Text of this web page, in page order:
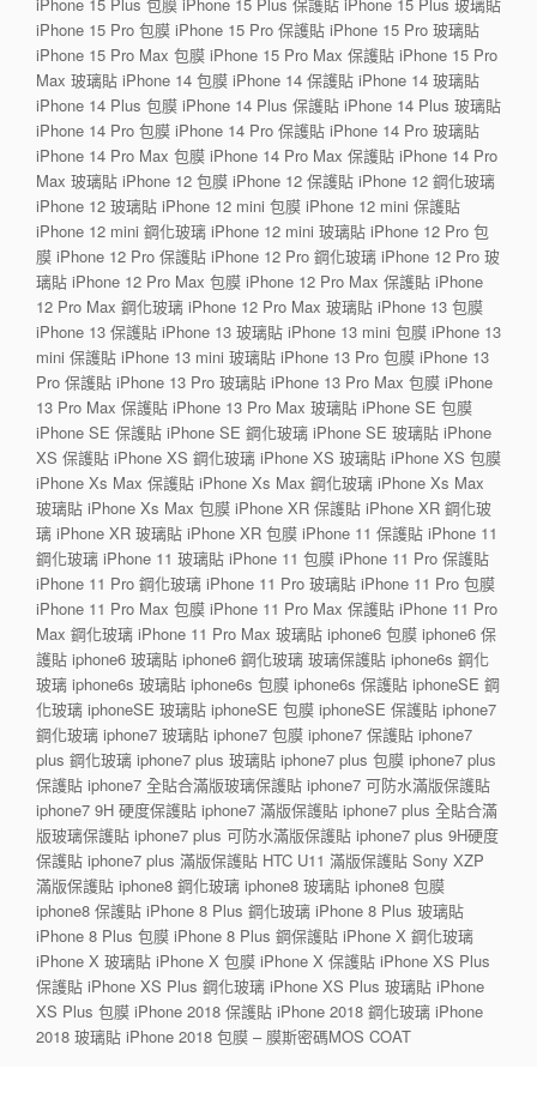
iPhone 15 Plus 包膜 iPhone 15 Plus 保護貼 iPhone 15 Plus 玻璃貼
iPhone 15 Pro 包膜 iPhone 15 Pro 保護貼 iPhone 15 Pro 玻璃貼
iPhone 15 Pro Max 包膜 iPhone 15 Pro Max 保護貼 iPhone 15 Pro
Max 玻璃貼 iPhone 14 包膜 iPhone 14 保護貼 iPhone 14 玻璃貼
iPhone 14 Plus 包膜 iPhone 14 Plus 保護貼 iPhone 14 Plus 玻璃貼
iPhone 14 Pro 包膜 iPhone 14 Pro 保護貼 iPhone 14 Pro 玻璃貼
iPhone 14 Pro Max 包膜 iPhone 14 Pro Max 保護貼 iPhone 14 Pro
Max 玻璃貼 iPhone 12 包膜 iPhone 12 保護貼 iPhone 12 鋼化玻璃
iPhone 12 玻璃貼 iPhone 12 mini 包膜 iPhone 12 mini 保護貼
iPhone 12 mini 鋼化玻璃 iPhone 12 mini 玻璃貼 iPhone 12 Pro 包
膜 iPhone 12 Pro 保護貼 iPhone 12 Pro 鋼化玻璃 iPhone 12 Pro 玻
璃貼 iPhone 12 Pro Max 包膜 iPhone 12 Pro Max 保護貼 iPhone
12 Pro Max 鋼化玻璃 iPhone 12 Pro Max 玻璃貼 iPhone 13 包膜
iPhone 13 保護貼 iPhone 13 玻璃貼 iPhone 13 mini 包膜 iPhone 13
mini 保護貼 iPhone 13 mini 玻璃貼 iPhone 13 Pro 包膜 iPhone 13
Pro 保護貼 iPhone 13 Pro 玻璃貼 iPhone 13 Pro Max 包膜 iPhone
13 Pro Max 保護貼 iPhone 13 Pro Max 玻璃貼 iPhone SE 包膜
iPhone SE 保護貼 iPhone SE 鋼化玻璃 iPhone SE 玻璃貼 iPhone
XS 保護貼 iPhone XS 鋼化玻璃 iPhone XS 玻璃貼 iPhone XS 包膜
iPhone Xs Max 保護貼 iPhone Xs Max 鋼化玻璃 iPhone Xs Max
玻璃貼 iPhone Xs Max 包膜 iPhone XR 保護貼 iPhone XR 鋼化玻
璃 iPhone XR 玻璃貼 iPhone XR 包膜 iPhone 11 保護貼 iPhone 11
鋼化玻璃 iPhone 11 玻璃貼 iPhone 11 包膜 iPhone 11 Pro 保護貼
iPhone 11 Pro 鋼化玻璃 iPhone 11 Pro 玻璃貼 iPhone 11 Pro 包膜
iPhone 11 Pro Max 包膜 iPhone 11 Pro Max 保護貼 iPhone 11 Pro
Max 鋼化玻璃 iPhone 11 Pro Max 玻璃貼 iphone6 包膜 iphone6 保
護貼 iphone6 玻璃貼 iphone6 鋼化玻璃 玻璃保護貼 iphone6s 鋼化
玻璃 iphone6s 玻璃貼 iphone6s 包膜 iphone6s 保護貼 iphoneSE 鋼
化玻璃 iphoneSE 玻璃貼 iphoneSE 包膜 iphoneSE 保護貼 iphone7
鋼化玻璃 iphone7 玻璃貼 iphone7 包膜 iphone7 保護貼 iphone7
plus 鋼化玻璃 iphone7 plus 玻璃貼 iphone7 plus 包膜 iphone7 plus
保護貼 iphone7 全貼合滿版玻璃保護貼 iphone7 可防水滿版保護貼
iphone7 9H 硬度保護貼 iphone7 滿版保護貼 iphone7 plus 全貼合滿
版玻璃保護貼 iphone7 plus 可防水滿版保護貼 iphone7 plus 9H硬度
保護貼 iphone7 plus 滿版保護貼 HTC U11 滿版保護貼 Sony XZP
滿版保護貼 iphone8 鋼化玻璃 iphone8 玻璃貼 iphone8 包膜
iphone8 保護貼 iPhone 8 Plus 鋼化玻璃 iPhone 8 Plus 玻璃貼
iPhone 8 Plus 包膜 iPhone 8 Plus 鋼保護貼 iPhone X 鋼化玻璃
iPhone X 玻璃貼 iPhone X 包膜 iPhone X 保護貼 iPhone XS Plus
保護貼 iPhone XS Plus 鋼化玻璃 iPhone XS Plus 玻璃貼 iPhone
XS Plus 包膜 iPhone 2018 保護貼 iPhone 2018 鋼化玻璃 iPhone
2018 玻璃貼 iPhone 2018 包膜 – 膜斯密碼MOS COAT